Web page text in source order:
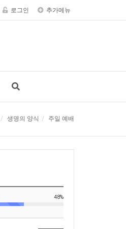
로그인 추가메뉴
생명의 양식 주일 예배
48%